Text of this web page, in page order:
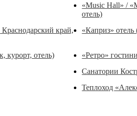
«Music Hall» /
отель)
край,
«Каприз» отель
курорт, отель) «Ретро»
Санатории
Теплоход